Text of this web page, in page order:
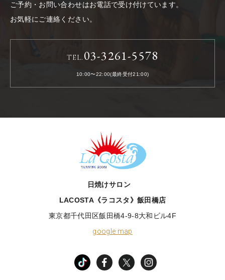
ご予約・お問い合わせはお電話で受け付けています。
お気軽にご連絡ください。
TEL. 03-3261-5578
10:00〜22:00(最終受付21:00)
日焼けサロン
LACOSTA《ラコスタ》飯田橋店
東京都千代田区飯田橋4-9-8大和ビル4F
google map
TikTok facebook